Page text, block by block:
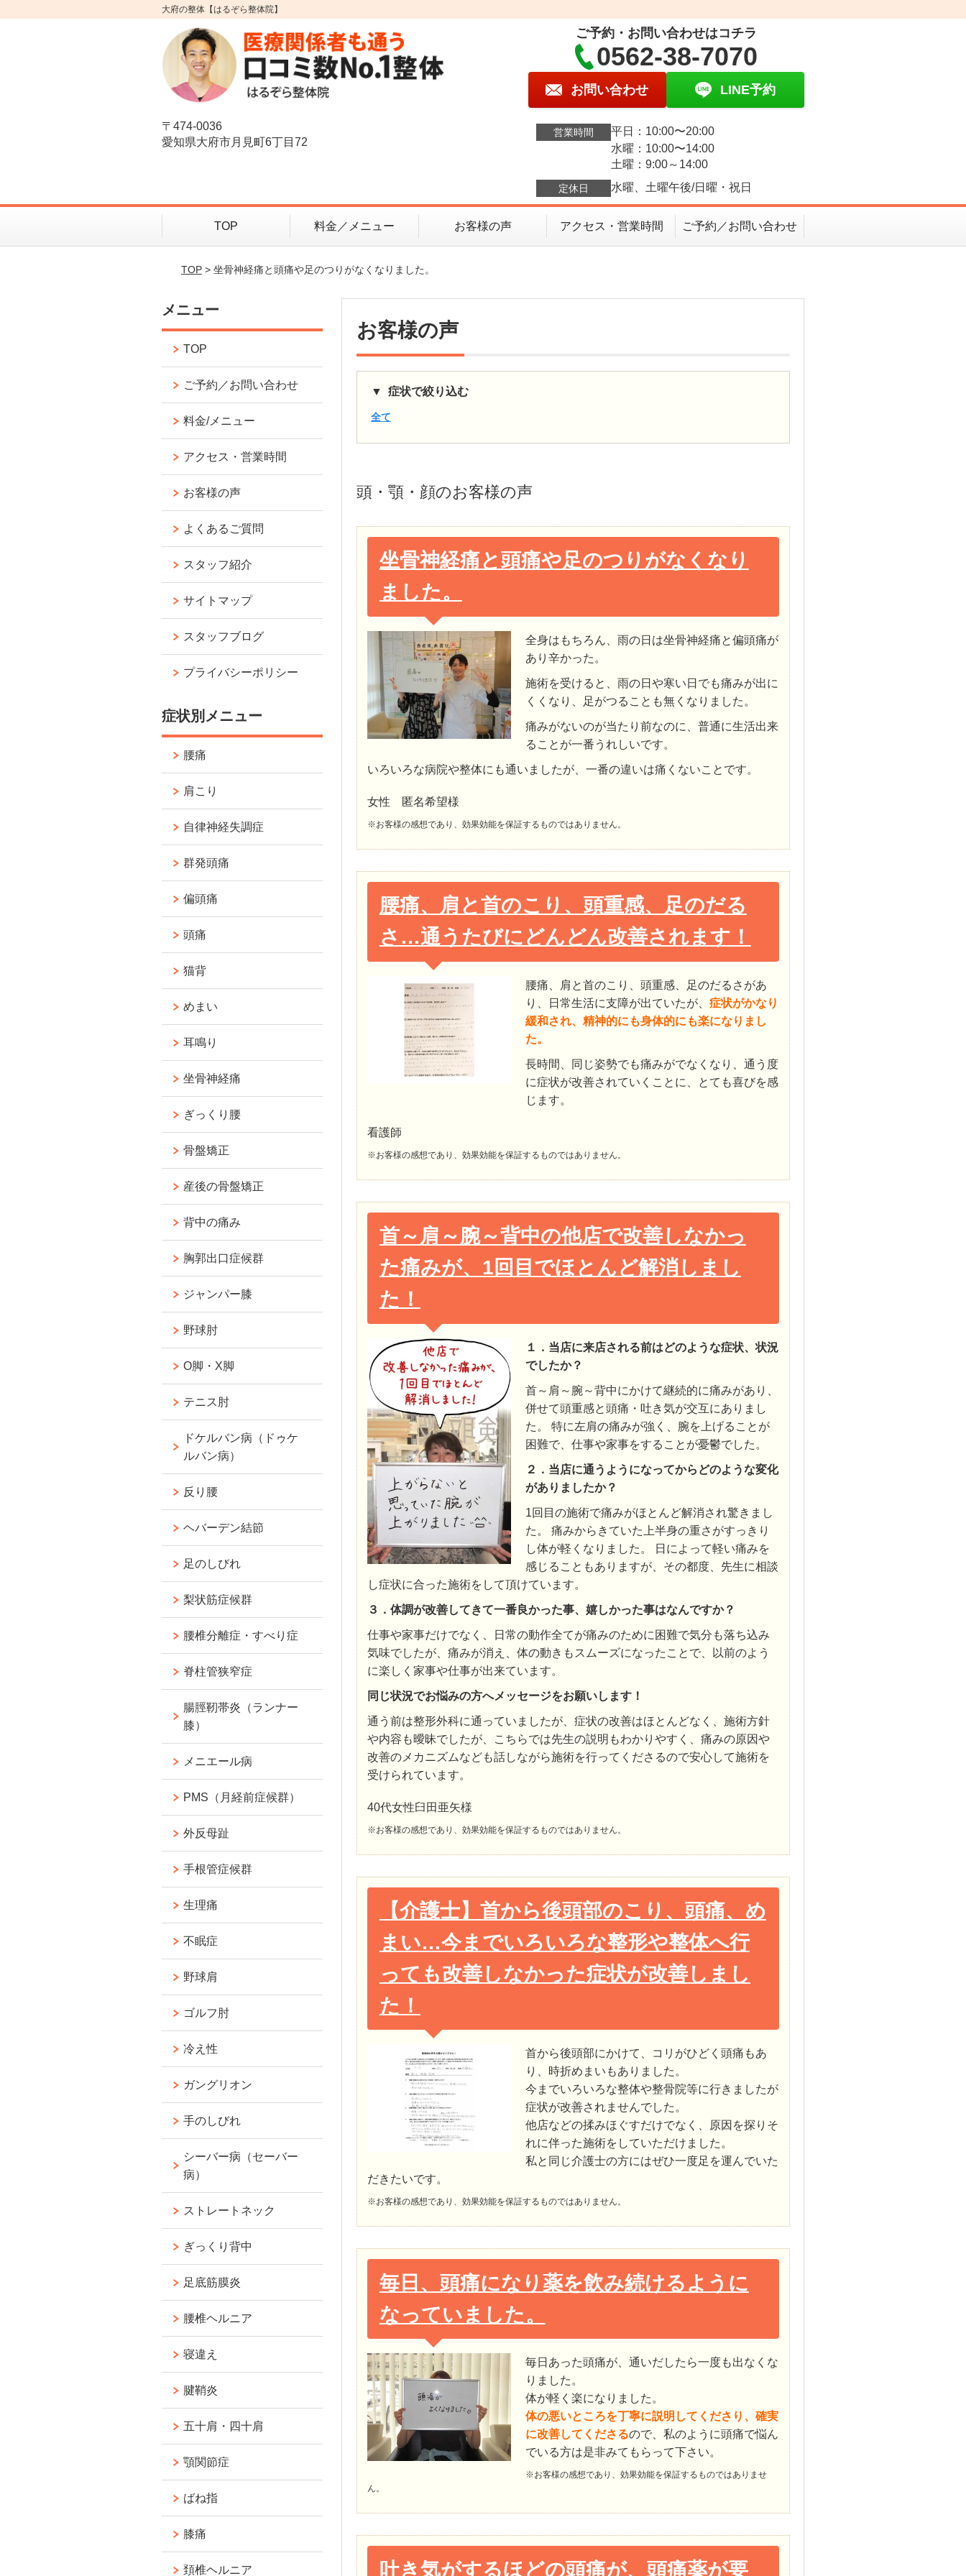
大府の整体【はるぞら整体院】
〒474-0036
愛知県大府市月見町6丁目72
ご予約・お問い合わせはコチラ
0562-38-7070
お問い合わせ LINE予約
営業時間
平日：10:00〜20:00
水曜：10:00〜14:00
土曜：9:00～14:00
定休日 水曜、土曜午後/日曜・祝日
TOP 料金／メニュー お客様の声 アクセス・営業時間 ご予約／お問い合わせ
TOP> 坐骨神経痛と頭痛や足のつりがなくなりました。
お客様の声
症状で絞り込む
全て
頭・顎・顔のお客様の声
坐骨神経痛と頭痛や足のつりがなくなり
ました。
全身はもちろん、雨の日は坐骨神経痛と偏頭痛が
あり辛かった。
施術を受けると、雨の日や寒い日でも痛みが出に
くくなり、足がつることも無くなりました。
痛みがないのが当たり前なのに、普通に生活出来
ることが一番うれしいです。
いろいろな病院や整体にも通いましたが、一番の違いは痛くないことです。
女性 匿名希望様
※お客様の感想であり、効果効能を保証するものではありません。
腰痛、肩と首のこり、頭重感、足のだる
さ…通うたびにどんどん改善されます！
腰痛、肩と首のこり、頭重感、足のだるさがあ
り、日常生活に支障が出ていたが、 症状がかなり
緩和され、精神的にも身体的にも楽になりまし
た。
長時間、同じ姿勢でも痛みがでなくなり、通う度
に症状が改善されていくことに、とても喜びを感
じます。
看護師
※お客様の感想であり、効果効能を保証するものではありません。
首～肩～腕～背中の他店で改善しなかっ
た痛みが、1回目でほとんど解消しまし
た！
１．当店に来店される前はどのような症状、状況
でしたか？
首～肩～腕～背中にかけて継続的に痛みがあり、
併せて頭重感と頭痛・吐き気が交互にありまし
た。 特に左肩の痛みが強く、腕を上げることが
困難で、仕事や家事をすることが憂鬱でした。
２．当店に通うようになってからどのような変化
がありましたか？
1回目の施術で痛みがほとんど解消され驚きまし
た。 痛みからきていた上半身の重さがすっきり
し体が軽くなりました。 日によって軽い痛みを
感じることもありますが、その都度、先生に相談
し症状に合った施術をして頂けています。
３．体調が改善してきて一番良かった事、嬉しかった事はなんですか？
仕事や家事だけでなく、日常の動作全てが痛みのために困難で気分も落ち込み
気味でしたが、痛みが消え、体の動きもスムーズになったことで、以前のよう
に楽しく家事や仕事が出来ています。
同じ状況でお悩みの方へメッセージをお願いします！
通う前は整形外科に通っていましたが、症状の改善はほとんどなく、施術方針
や内容も曖昧でしたが、こちらでは先生の説明もわかりやすく、痛みの原因や
改善のメカニズムなども話しながら施術を行ってくださるので安心して施術を
受けられています。
40代女性臼田亜矢様
※お客様の感想であり、効果効能を保証するものではありません。
【介護士】首から後頭部のこり、頭痛、め
まい…今までいろいろな整形や整体へ行
っても改善しなかった症状が改善しまし
た！
首から後頭部にかけて、コリがひどく頭痛もあ
り、時折めまいもありました。
今までいろいろな整体や整骨院等に行きましたが
症状が改善されませんでした。
他店などの揉みほぐすだけでなく、原因を探りそ
れに伴った施術をしていただけました。
私と同じ介護士の方にはぜひ一度足を運んでいた
だきたいです。
※お客様の感想であり、効果効能を保証するものではありません。
毎日、頭痛になり薬を飲み続けるように
なっていました。
毎日あった頭痛が、通いだしたら一度も出なくな
りました。
体が軽く楽になりました。
体の悪いところを丁寧に説明してくださり、確実
に改善してくださるので、私のように頭痛で悩ん
でいる方は是非みてもらって下さい。
※お客様の感想であり、効果効能を保証するものではありませ
ん。
吐き気がするほどの頭痛が、頭痛薬が要
メニュー
TOP
ご予約／お問い合わせ
料金/メニュー
アクセス・営業時間
お客様の声
よくあるご質問
スタッフ紹介
サイトマップ
スタッフブログ
プライバシーポリシー
症状別メニュー
腰痛
肩こり
自律神経失調症
群発頭痛
偏頭痛
頭痛
猫背
めまい
耳鳴り
坐骨神経痛
ぎっくり腰
骨盤矯正
産後の骨盤矯正
背中の痛み
胸郭出口症候群
ジャンパー膝
野球肘
O脚・X脚
テニス肘
ドケルバン病（ドゥケ
ルバン病）
反り腰
ヘバーデン結節
足のしびれ
梨状筋症候群
腰椎分離症・すべり症
脊柱管狭窄症
腸脛靭帯炎（ランナー
膝）
メニエール病
PMS（月経前症候群）
外反母趾
手根管症候群
生理痛
不眠症
野球肩
ゴルフ肘
冷え性
ガングリオン
手のしびれ
シーバー病（セーバー
病）
ストレートネック
ぎっくり背中
足底筋膜炎
腰椎ヘルニア
寝違え
腱鞘炎
五十肩・四十肩
顎関節症
ばね指
膝痛
頚椎ヘルニア